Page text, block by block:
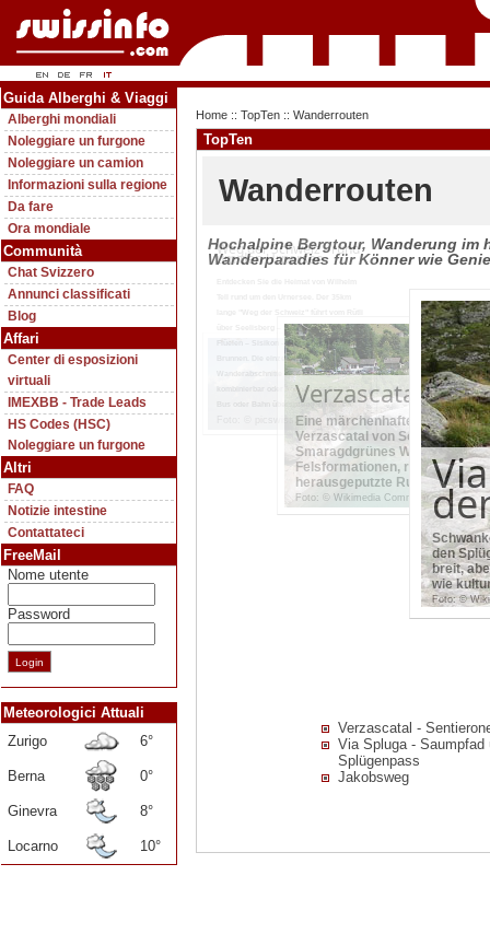
Guida Alberghi & Viaggi
Alberghi mondiali
Noleggiare un furgone
Noleggiare un camion
Informazioni sulla regione
Da fare
Ora mondiale
Communità
Chat Svizzero
Annunci classificati
Blog
Affari
Center di esposizioni
virtuali
IMEXBB - Trade Leads
HS Codes (HSC)
Noleggiare un furgone
Altri
FAQ
Notizie intestine
Contattateci
FreeMail
Nome utente
Password
Meteorologici Attuali
Zurigo
6°
Berna 0°
Ginevra 8°
Locarno 10°
Home :: TopTen :: Wanderrouten
TopTen
Wanderrouten
Hochalpine Bergtour, Wanderung im
Wanderparadies für Könner wie
den
breit,
wie
Foto: ©
Verzascatal -
Eine märchenhafte
Verzascatal von Sonogno
Smaragdgrünes Wasser,
Felsformationen, romantische
herausgeputzte Rustici.
Foto: © Wikimedia Commons / Corradox
Weg der Schweiz - rund
um den Urnersee
über Seelisberg – Bauen (Isenthal) –
Flüelen – Sisikon – Morschach nach
Brunnen. Die einzelnen
Wanderabschnitte sind beliebig
kombinierbar oder können per Schiff,
Bus oder Bahn übersprungen werden.
Foto: © picswiss.ch
Verzascatal -
Via Spluga - Saumpfad
Splügenpass
Jakobsweg